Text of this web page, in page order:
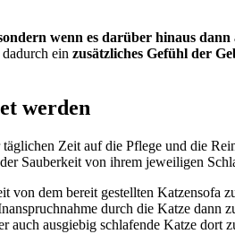
wenn es darüber hinaus
ein zusätzliches Gefühl der
werden
Zeit auf die Pflege und die
Sauberkeit von ihrem jeweiligen
dem bereit gestellten
durch die Katze dann
ausgiebig schlafende Katze